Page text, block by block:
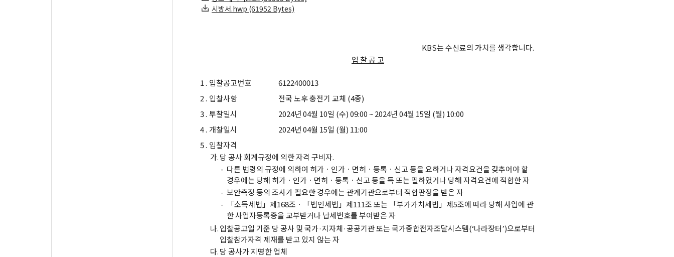
시방서.hwp (61952 Bytes)
KBS는 수신료의 가치를 생각합니다.
입 찰 공 고
1 . 입찰공고번호
6122400013
2 . 입찰사항
전국 노후 충전기 교체 (4종)
3 . 투찰일시
2024년 04월 10일 (수) 09:00 ~ 2024년 04월 15일 (월) 10:00
4 . 개찰일시
2024년 04월 15일 (월) 11:00
5 . 입찰자격
가.당 공사 회계규정에 의한 자격 구비자.
- 다른 법령의 규정에 의하여 허가ㆍ인가ㆍ면허ㆍ등록ㆍ신고 등을 요하거나 자격요건을 갖추어야 할
경우에는 당해 허가ㆍ인가ㆍ면허ㆍ등록ㆍ신고 등을 득 또는 필하였거나 당해 자격요건에 적합한 자
- 보안측정 등의 조사가 필요한 경우에는 관계기관으로부터 적합판정을 받은 자
-
「소득세법」제168조ㆍ「법인세법」제111조 또는 「부가가치세법」제5조에 따라 당해 사업에 관
한 사업자등록증을 교부받거나 납세번호를 부여받은 자
나.입찰공고일 기준 당 공사 및 국가·지자체·공공기관 또는 국가종합전자조달시스템(‘나라장터’)으로부터
입찰참가자격 제재를 받고 있지 않는 자
다.당 공사가 지명한 업체